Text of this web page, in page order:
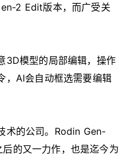
2 Edit版本，而广受关
3D模型的局部编辑，操作
，AI会自动框选需要编辑
术的公司。Rodin Gen-
的又一力作，也是迄今为